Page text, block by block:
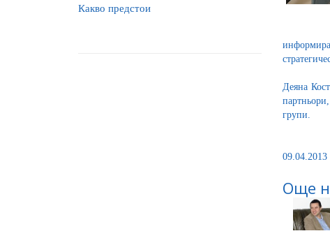
Какво предстои
Деяна
групи.
09.04.2013
Още